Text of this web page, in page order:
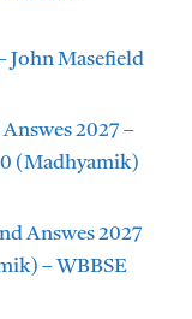
John Masefield
2027 –
(Madhyamik)
Answes 2027
– WBBSE